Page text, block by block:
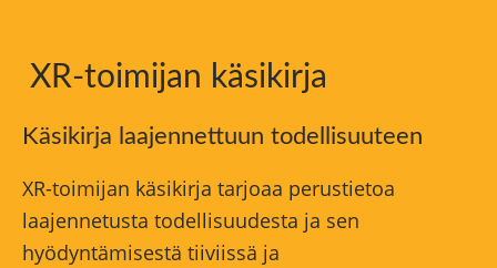
XR-toimijan käsikirja
Käsikirja laajennettuun todellisuuteen
XR-toimijan käsikirja tarjoaa perustietoa
laajennetusta todellisuudesta ja sen
hyödyntämisestä tiiviissä ja